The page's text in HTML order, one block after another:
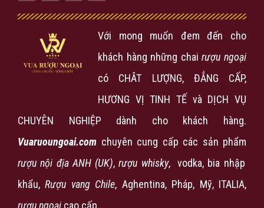
Với mong muốn đem đến cho
khách hàng những chairượu ngoại
có CHÂT LƯỢNG, ĐẲNG CẤP,
HƯƠNG VỊ TINH TẾ và DỊCH VỤ
CHUYÊN NGHIỆP dành cho khách hàng.
Vuaruoungoai.com chuyên cung cấp các sản phẩm
rượu nội địa ANH (UK),rượu whisky, vodka, bia nhập
khẩu,Rượu vang Chile, Aghentina, Pháp, Mỹ, ITALIA,
rượu ngoại cao cấp…